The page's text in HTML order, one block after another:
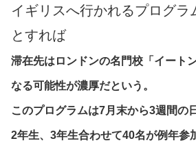
イギリスへ行かれるプログラ
とすれば
滞在先はロンドンの名門校「イート
なる可能性が濃厚だという。
このプログラムは7月末から3週間の
2年生、3年生合わせて40名が例年参